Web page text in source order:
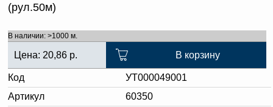
(рул.50м)
В наличии: >1000 м.
Цена: 20,86 р. В корзину
Код
УТ000049001
Артикул
60350